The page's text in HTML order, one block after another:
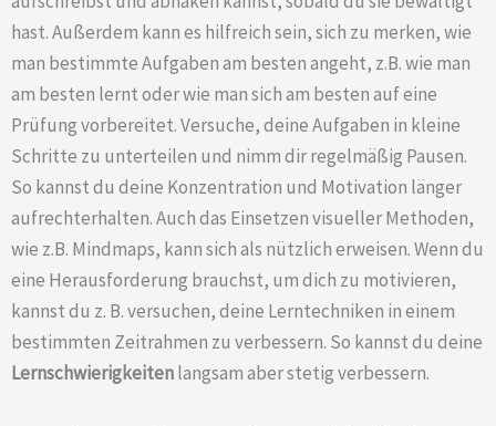
hast. Außerdem kann es hilfreich sein, sich zu merken, wie
man bestimmte Aufgaben am besten angeht, z.B. wie man
am besten lernt oder wie man sich am besten auf eine
Prüfung vorbereitet. Versuche, deine Aufgaben in kleine
Schritte zu unterteilen und nimm dir regelmäßig Pausen.
So kannst du deine Konzentration und Motivation länger
aufrechterhalten. Auch das Einsetzen visueller Methoden,
wie z.B. Mindmaps, kann sich als nützlich erweisen. Wenn du
eine Herausforderung brauchst, um dich zu motivieren,
kannst du z. B. versuchen, deine Lerntechniken in einem
bestimmten Zeitrahmen zu verbessern. So kannst du deine
Lernschwierigkeitenlangsam aber stetig verbessern.